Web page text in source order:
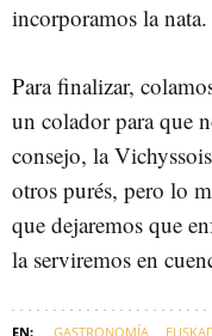
incorporamos la nata.
Para finalizar,
un colador para que
consejo, la
otros purés, pero lo
que dejaremos que
la serviremos en
GASTRONOMÍA